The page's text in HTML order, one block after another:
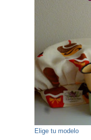
Elige tu modelo